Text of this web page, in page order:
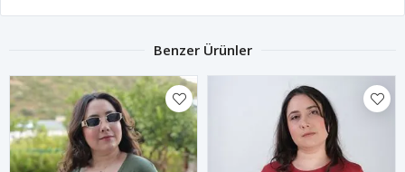
Benzer Ürünler